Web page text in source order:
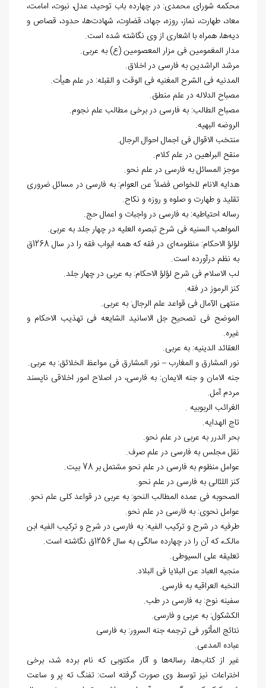
محکمه شورای محمدی: در چهارده باب توحید، عدل، نبوت، امامت،
معاد، طهارت، نماز، روزه، جهاد، قضاوت، شهادت‌ها، حدود، قصاص و
دیه‌ها، همراه با اشعاری از وی نگاشته شده است.
مدار المغمومین فی مزار المعصومین (ع) به عربی.
مرشد الراشدین به فارسی در اخلاق.
المدنیه فی الشرح المغنیه فی الوقت و القبله: در علم هیأت.
مصباح الدلاله در علم منطق.
مصباح الطالب: به فارسی در برخی مطالب علم نجوم.
الروضه البهیه.
منتخب الاقوال فی اجمال احوال الرجال.
منقح البراهین در علم کلام.
موجز المسائل به فارسی در علم نحو.
هدایه الانام للخواص فضلاً عن العوام: به فارسی در مسائل ضروری
تقلید و طهارت و صلوه و روزه و نکاح.
رساله احتیاطیه: به فارسی در واجبات و اعمال حج.
المواهب السنیه فی شرح تبصره العلیه در چهار جلد به عربی.
لؤلؤ الاحکام: منظومه‌ای در فقه که همه ابواب فقه را در سال 1268ق
به نظم درآورده است.
لب الاسلام فی شرح لؤلؤ الاحکام: به عربی در چهار جلد.
کنز الرموز در فقه.
منتهی الآمال فی قواعد علم الرجال: به عربی.
الموضح فی تصحیح جل الاسانید الشایعه فی تهذیب الاحکام و
غیره.
العقائد الدینیه: به عربی.
نور المشارق و المغارب – نور المشارق فی مواعظ الخلائق: به عربی.
جنه الامان و جنه الایمان: به فارسی، در اصلاح امور اخلاقی ناپسند
مردم آمل.
الغرائب الربوبیه .
تاج الهدایه.
بحر الدرر به عربی در علم نحو.
نقل مجلس به فارسی در علم صرف.
عوامل منظوم به فارسی در علم نحو مشتمل بر 78 بیت.
کنز اللئالی به فارسی در علم نحو.
الصحوبه فی عمده المطالب النحو: به عربی در قواعد کلی علم نحو.
عوامل نحوی: به فارسی در علم نحو.
طرفیه در شرح و ترکیب الفیه: به فارسی در شرح و ترکیب الفیه ابن
مالک، که آن را در چهارده سالگی به سال 1256ق نگاشته است.
تعلیقه علی السیوطی.
منجیه العباد عن البلایا فی البلاد.
النخبه العراقیه به فارسی.
سفینه نوح: به فارسی در طب.
الکشکول: به عربی و فارسی.
نتائج المأثور فی ترجمه جنه السرور: به فارسی
عباده المدعی.
غیر از کتاب‌ها، رساله‌ها و آثار مکتوبی که نام برده شد، برخی
اختراعات نیز توسط وی صورت گرفته است: تفنگ ته پر و ساعت